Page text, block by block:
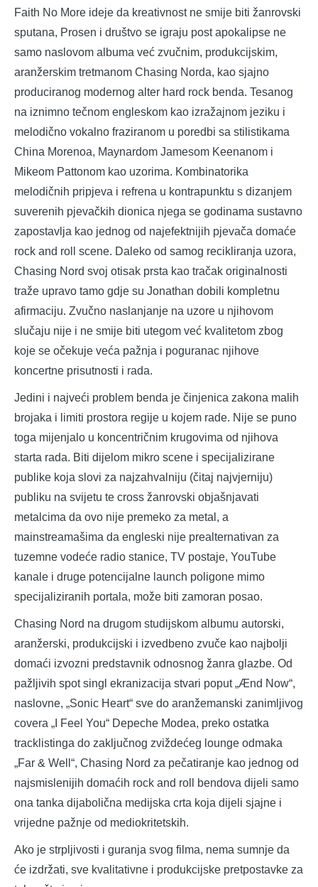
Faith No More ideje da kreativnost ne smije biti žanrovski
sputana, Prosen i društvo se igraju post apokalipse ne
samo naslovom albuma već zvučnim, produkcijskim,
aranžerskim tretmanom Chasing Norda, kao sjajno
produciranog modernog alter hard rock benda. Tesanog
na iznimno tečnom engleskom kao izražajnom jeziku i
melodično vokalno fraziranom u poredbi sa stilistikama
China Morenoa, Maynardom Jamesom Keenanom i
Mikeom Pattonom kao uzorima. Kombinatorika
melodičnih pripjeva i refrena u kontrapunktu s dizanjem
suverenih pjevačkih dionica njega se godinama sustavno
zapostavlja kao jednog od najefektnijih pjevača domaće
rock and roll scene. Daleko od samog recikliranja uzora,
Chasing Nord svoj otisak prsta kao tračak originalnosti
traže upravo tamo gdje su Jonathan dobili kompletnu
afirmaciju. Zvučno naslanjanje na uzore u njihovom
slučaju nije i ne smije biti utegom već kvalitetom zbog
koje se očekuje veća pažnja i poguranac njihove
koncertne prisutnosti i rada.
Jedini i najveći problem benda je činjenica zakona malih
brojaka i limiti prostora regije u kojem rade. Nije se puno
toga mijenjalo u koncentričnim krugovima od njihova
starta rada. Biti dijelom mikro scene i specijalizirane
publike koja slovi za najzahvalniju (čitaj najvjerniju)
publiku na svijetu te cross žanrovski objašnjavati
metalcima da ovo nije premeko za metal, a
mainstreamašima da engleski nije prealternativan za
tuzemne vodeće radio stanice, TV postaje, YouTube
kanale i druge potencijalne launch poligone mimo
specijaliziranih portala, može biti zamoran posao.
Chasing Nord na drugom studijskom albumu autorski,
aranžerski, produkcijski i izvedbeno zvuče kao najbolji
domaći izvozni predstavnik odnosnog žanra glazbe. Od
pažljivih spot singl ekranizacija stvari poput „Ænd Now“,
naslovne, „Sonic Heart“ sve do aranžemanski zanimljivog
covera „I Feel You“ Depeche Modea, preko ostatka
tracklistinga do zaključnog zviždećeg lounge odmaka
„Far & Well“, Chasing Nord za pečatiranje kao jednog od
najsmislenijih domaćih rock and roll bendova dijeli samo
ona tanka dijabolična medijska crta koja dijeli sjajne i
vrijedne pažnje od mediokritetskih.
Ako je strpljivosti i guranja svog filma, nema sumnje da
će izdržati, sve kvalitativne i produkcijske pretpostavke za